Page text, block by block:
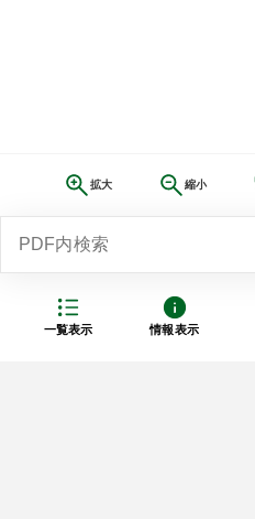
一覧表示 情報表示
拡大 縮小